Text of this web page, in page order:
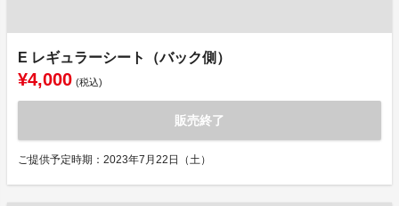
E レギュラーシート（バック側）
¥4,000 (税込)
販売終了
ご提供予定時期：2023年7月22日（土）